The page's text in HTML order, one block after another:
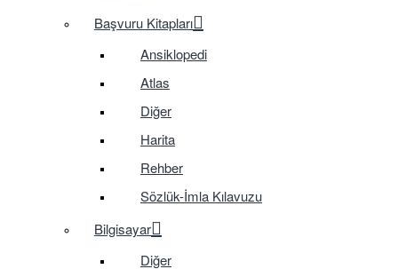
Başvuru Kitapları
Ansiklopedi
Atlas
Diğer
Harita
Rehber
Sözlük-İmla Kılavuzu
Bilgisayar
Diğer